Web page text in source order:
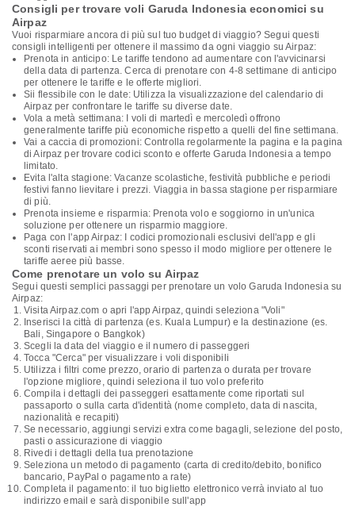
Consigli per trovare voli Garuda Indonesia economici su
Airpaz
Vuoi risparmiare ancora di più sul tuo budget di viaggio? Segui questi
consigli intelligenti per ottenere il massimo da ogni viaggio su Airpaz:
Prenota in anticipo: Le tariffe tendono ad aumentare con l'avvicinarsi
della data di partenza. Cerca di prenotare con 4-8 settimane di anticipo
per ottenere le tariffe e le offerte migliori.
Sii flessibile con le date: Utilizza la visualizzazione del calendario di
Airpaz per confrontare le tariffe su diverse date.
Vola a metà settimana: I voli di martedì e mercoledì offrono
generalmente tariffe più economiche rispetto a quelli del fine settimana.
Vai a caccia di promozioni: Controlla regolarmente la pagina e la pagina
di Airpaz per trovare codici sconto e offerte Garuda Indonesia a tempo
limitato.
Evita l'alta stagione: Vacanze scolastiche, festività pubbliche e periodi
festivi fanno lievitare i prezzi. Viaggia in bassa stagione per risparmiare
di più.
Prenota insieme e risparmia: Prenota volo e soggiorno in un'unica
soluzione per ottenere un risparmio maggiore.
Paga con l'app Airpaz: I codici promozionali esclusivi dell'app e gli
sconti riservati ai membri sono spesso il modo migliore per ottenere le
tariffe aeree più basse.
Come prenotare un volo su Airpaz
Segui questi semplici passaggi per prenotare un volo Garuda Indonesia su
Airpaz:
Visita Airpaz.com o apri l'app Airpaz, quindi seleziona "Voli"
Inserisci la città di partenza (es. Kuala Lumpur) e la destinazione (es.
Bali, Singapore o Bangkok)
Scegli la data del viaggio e il numero di passeggeri
Tocca "Cerca" per visualizzare i voli disponibili
Utilizza i filtri come prezzo, orario di partenza o durata per trovare
l'opzione migliore, quindi seleziona il tuo volo preferito
Compila i dettagli dei passeggeri esattamente come riportati sul
passaporto o sulla carta d'identità (nome completo, data di nascita,
nazionalità e recapiti)
Se necessario, aggiungi servizi extra come bagagli, selezione del posto,
pasti o assicurazione di viaggio
Rivedi i dettagli della tua prenotazione
Seleziona un metodo di pagamento (carta di credito/debito, bonifico
bancario, PayPal o pagamento a rate)
Completa il pagamento: il tuo biglietto elettronico verrà inviato al tuo
indirizzo email e sarà disponibile sull'app